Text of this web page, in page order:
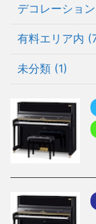
デコレーショ
有料エリア内
未分類 (1)